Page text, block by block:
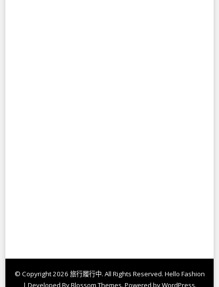
© Copyright 2026 旅行履行中. All Rights Reserved. Hello Fashion
| Developed ByBlossom Themes. Powered byWordPress.